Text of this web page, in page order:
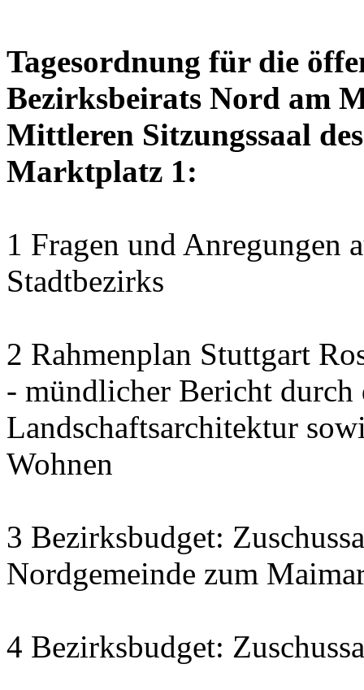
Tagesordnung für die
Bezirksbeirats Nord am
Mittleren Sitzungssaal
Marktplatz 1:
1 Fragen und Anregungen
Stadtbezirks
2 Rahmenplan Stuttgart
- mündlicher Bericht durch
Landschaftsarchitektur
Wohnen
3 Bezirksbudget:
Nordgemeinde zum
4 Bezirksbudget: